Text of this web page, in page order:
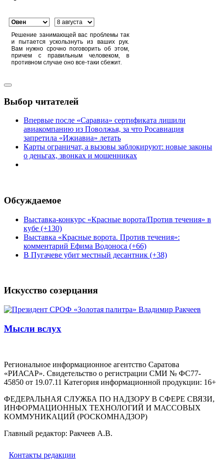
Решение занимающей вас проблемы так
и пытается ускользнуть из ваших рук.
Вам нужно срочно поговорить об этом,
причем с правильным человеком, в
противном случае оно все-таки сбежит.
Выбор читателей
Впервые после «Саравиа» сертификата лишили
авиакомпанию из Поволжья, за что Росавиация
запретила «Ижиавиа» летать
Карты ограничат, а вызовы заблокируют: новые законы
о деньгах, звонках и мошенниках
Обсуждаемое
Выставка-конкурс «Красные ворота/Против течения» в
кубе (+130)
Выставка «Красные ворота. Против течения»:
комментарий Ефима Водоноса (+66)
В Пугачеве убит местный десантник (+38)
Искусство созерцания
Мысли вслух
Региональное информационное агентство Саратова
«РИАСАР». Свидетельство о регистрации СМИ № ФС77-
45850 от 19.07.11 Категория информационной продукции: 16+
ФЕДЕРАЛЬНАЯ СЛУЖБА ПО НАДЗОРУ В СФЕРЕ СВЯЗИ,
ИНФОРМАЦИОННЫХ ТЕХНОЛОГИЙ И МАССОВЫХ
КОММУНИКАЦИЙ (РОСКОМНАДЗОР)
Главный редактор: Ракчеев А.В.
Контакты редакции